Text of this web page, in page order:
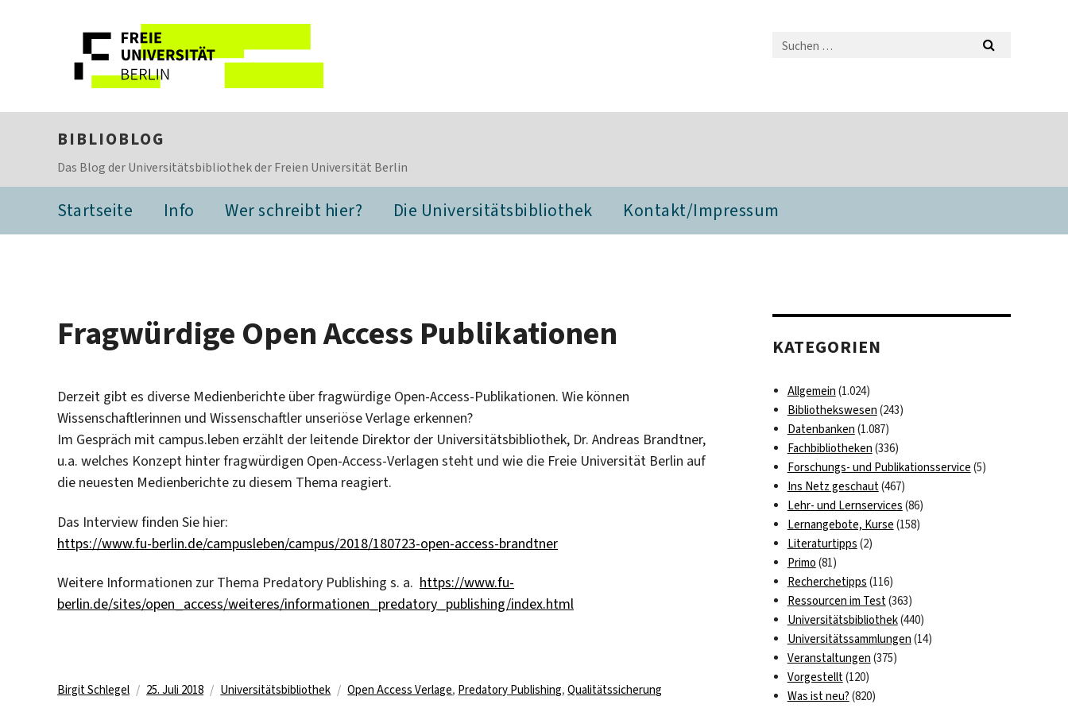
BIBLIOBLOG
Das Blog der Universitätsbibliothek der Freien Universität Berlin
Startseite Info Wer schreibt hier? Die Universitätsbibliothek Kontakt/Impressum
Fragwürdige Open Access Publikationen
Derzeit gibt es diverse Medienberichte über fragwürdige Open-Access-Publikationen. Wie können
Wissenschaftlerinnen und Wissenschaftler unseriöse Verlage erkennen?
Im Gespräch mit campus.leben erzählt der leitende Direktor der Universitätsbibliothek, Dr. Andreas Brandtner,
u.a. welches Konzept hinter fragwürdigen Open-Access-Verlagen steht und wie die Freie Universität Berlin auf
die neuesten Medienberichte zu diesem Thema reagiert.
Das Interview finden Sie hier:
https://www.fu-berlin.de/campusleben/campus/2018/180723-open-access-brandtner
Weitere Informationen zur Thema Predatory Publishing s. a. https://www.fu-
berlin.de/sites/open_access/weiteres/informationen_predatory_publishing/index.html
Autor
Birgit Schlegel
Veröffentlicht
25. Juli 2018 Kategorien
Universitätsbibliothek Schlagwörter
Open Access Verlage, Predatory Publishing,Qualitätssicherung
KATEGORIEN
Allgemein (1.024)
Bibliothekswesen (243)
Datenbanken (1.087)
Fachbibliotheken (336)
Forschungs- und Publikationsservice (5)
Ins Netz geschaut(467)
Lehr- und Lernservices (86)
Lernangebote, Kurse (158)
Literaturtipps (2)
Primo (81)
Recherchetipps (116)
Ressourcen im Test(363)
Universitätsbibliothek(440)
Universitätssammlungen (14)
Veranstaltungen (375)
Vorgestellt(120)
Was ist neu? (820)